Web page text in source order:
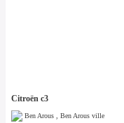
Citroën c3
Ben Arous , Ben Arous ville